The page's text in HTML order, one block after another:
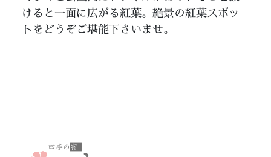
けると一面に広がる紅葉。絶景の紅葉スポッ
トをどうぞご堪能下さいませ。